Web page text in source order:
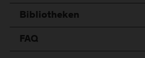
Bibliotheken
FAQ